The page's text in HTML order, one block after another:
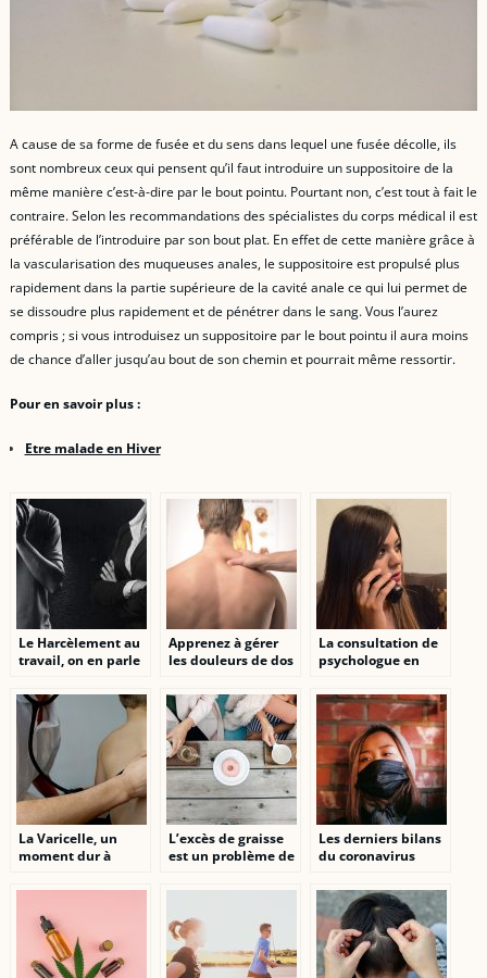
A cause de sa forme de fusée et du sens dans lequel une fusée décolle, ils
sont nombreux ceux qui pensent qu’il faut introduire un suppositoire de la
même manière c’est-à-dire par le bout pointu. Pourtant non, c’est tout à fait le
contraire. Selon les recommandations des spécialistes du corps médical il est
préférable de l’introduire par son bout plat. En effet de cette manière grâce à
la vascularisation des muqueuses anales, le suppositoire est propulsé plus
rapidement dans la partie supérieure de la cavité anale ce qui lui permet de
se dissoudre plus rapidement et de pénétrer dans le sang. Vous l’aurez
compris ; si vous introduisez un suppositoire par le bout pointu il aura moins
de chance d’aller jusqu’au bout de son chemin et pourrait même ressortir.
Pour en savoir plus :
Etre malade en Hiver
Le Harcèlement au
travail, on en parle
Apprenez à gérer
les douleurs de dos
La consultation de
psychologue en
alternative
intéressante
La Varicelle, un
moment dur à
L’excès de graisse
est un problème de
même chez les
Les derniers bilans
du coronavirus